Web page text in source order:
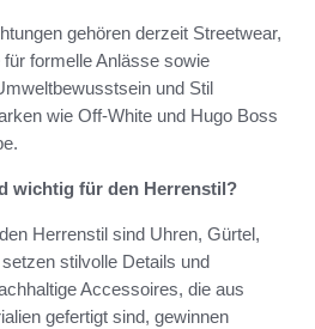
gehören derzeit Streetwear,
formelle Anlässe sowie
und Stil
wie Off-White und Hugo Boss
wichtig für den Herrenstil?
Herrenstil sind Uhren, Gürtel,
stilvolle Details und
Accessoires, die aus
gefertigt sind, gewinnen